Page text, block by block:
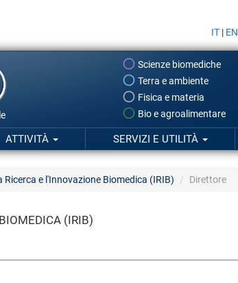
IT | EN
Scienze biomediche
Terra e ambiente
Fisica e materia
Bio e agroalimentare
ATTIVITÀ SERVIZI E UTILITÀ
Ricerca e l'Innovazione Biomedica (IRIB) Direttore
(IRIB)